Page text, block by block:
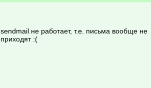
sendmail не работает, т.е. письма вообще не
приходят :(